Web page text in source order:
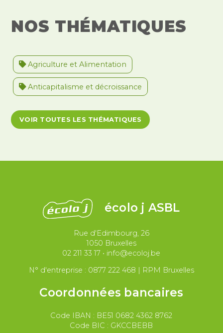
NOS THÉMATIQUES
Agriculture et Alimentation
Anticapitalisme et décroissance
Antiracisme et décolonisation
Antivalidisme Climat et environnement
Justice et violences policières
Migrations et asile
Paix et droit international
VOIR TOUTES LES THÉMATIQUES
écolo j ASBL
Rue d'Edimbourg, 26
1050 Bruxelles
02 211 33 17 • info@ecoloj.be
N° d'entreprise : 0877 222 468 | RPM Bruxelles
Coordonnées bancaires
Code IBAN : BE51 0682 4362 8762
Code BIC : GKCCBEBB